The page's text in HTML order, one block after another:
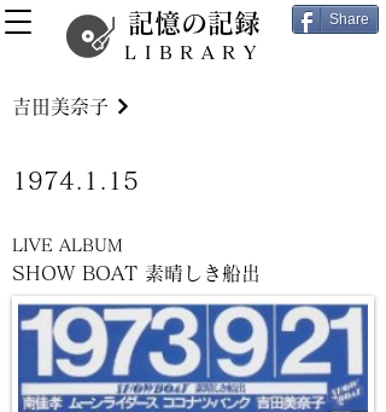
記憶の記録
LIBRARY
Share
SHOW BOAT 素晴しき船出
吉田美奈子
1974.1.15
LIVE ALBUM